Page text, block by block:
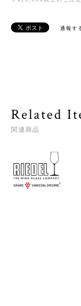
通報す
Related
関連商品